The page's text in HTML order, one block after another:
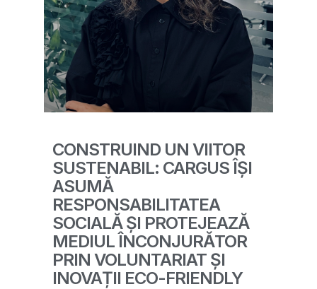
CONSTRUIND UN VIITOR
SUSTENABIL: CARGUS ÎȘI
ASUMĂ
RESPONSABILITATEA
SOCIALĂ ȘI PROTEJEAZĂ
MEDIUL ÎNCONJURĂTOR
PRIN VOLUNTARIAT ȘI
INOVAȚII ECO-FRIENDLY